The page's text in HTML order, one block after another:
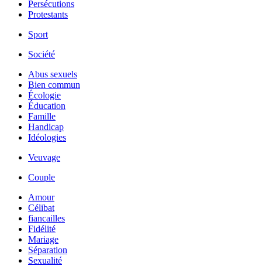
Persécutions
Protestants
Sport
Société
Abus sexuels
Bien commun
Écologie
Éducation
Famille
Handicap
Idéologies
Veuvage
Couple
Amour
Célibat
fiancailles
Fidélité
Mariage
Séparation
Sexualité